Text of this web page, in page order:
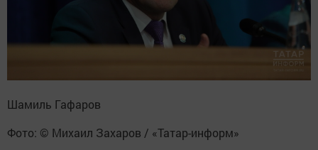
Шамиль Гафаров
Фото: © Михаил Захаров / «Татар-информ»